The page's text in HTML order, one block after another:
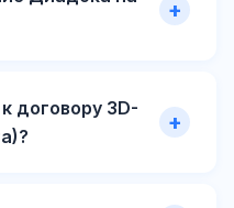
договору 3D-